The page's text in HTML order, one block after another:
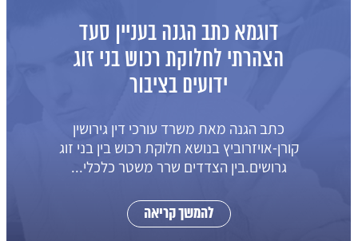
כתב תביעה לאיזון משאבים ופרוק
שיתוף בבית עם משכנתא
אשר בבעלותם בית עם משכנתא כתב
תביעה מאט עורך דין גירושים טלי
אויזרוביץהתובע והנתבעת...
להמשך קריאה